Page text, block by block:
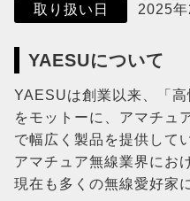
取り扱い日 2025年
YAESUについて
YAESUは創業以来、「高
をモットーに、アマチュ
で幅広く製品を提供して
アマチュア無線業界にお
現在も多くの無線愛好家